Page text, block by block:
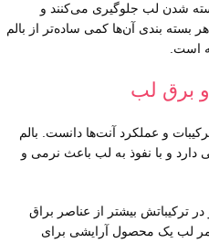
شدن لب جلوگیری می‌کنند و
بندی آن‌ها کمی ساده‌تر از بالم
است.
و برق لب
و عملکرد آنت‌ها دانست. بالم
و با نفوذ به لب باعث نرمی و
ترکیباتش بیشتر از عناصر براق
لب یک محصول آرایشی برای